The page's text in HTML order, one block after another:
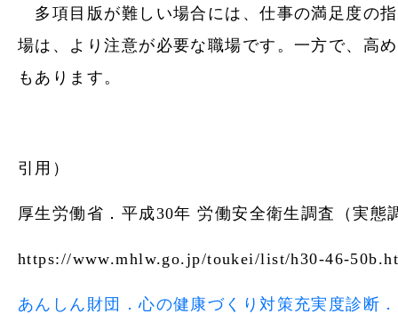
多項目版が難しい場合には、仕事の満足度の
場は、より注意が必要な職場です。一方で、高
もあります。
引用）
厚生労働省．平成30年 労働安全衛生調査（実態
https://www.mhlw.go.jp/toukei/list/h30-46-
あんしん財団．心の健康づくり対策充実度診断．